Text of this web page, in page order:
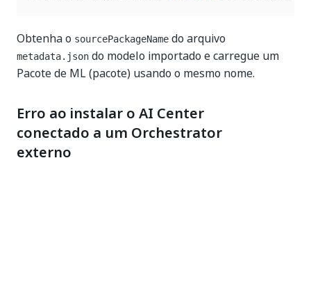
Obtenha o sourcePackageName do arquivo
metadata.json do modelo importado e carregue um
Pacote de ML (pacote) usando o mesmo nome.
Erro ao instalar o AI Center
conectado a um Orchestrator
externo